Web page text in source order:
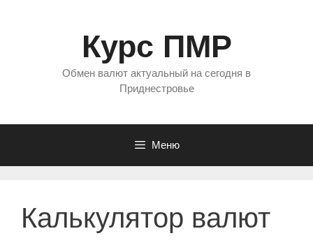
Курс ПМР
Обмен валют актуальный на сегодня в
Приднестровье
Меню
Калькулятор валют